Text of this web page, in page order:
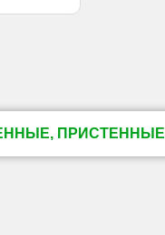
ПРИСТЕННЫЕ